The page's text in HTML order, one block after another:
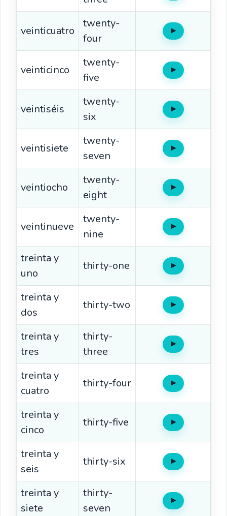
veinticuatro
twenty-
four
▶Oír
veinticinco
twenty-
five
▶Oír
veintiséis
twenty-
six
▶Oír
veintisiete
twenty-
seven
▶Oír
veintiocho
twenty-
eight
▶Oír
veintinueve
twenty-
nine
▶Oír
treinta y
uno
thirty-one ▶Oír
treinta y
dos
thirty-two ▶Oír
treinta y
tres
thirty-
three
▶Oír
treinta y
cuatro
thirty-four ▶Oír
treinta y
cinco
thirty-five ▶Oír
treinta y
seis
thirty-six ▶Oír
treinta y
siete
thirty-
seven
▶Oír